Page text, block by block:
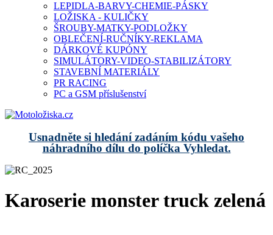
LEPIDLA-BARVY-CHEMIE-PÁSKY
LOŽISKA - KULIČKY
ŠROUBY-MATKY-PODLOŽKY
OBLEČENÍ-RUČNÍKY-REKLAMA
DÁRKOVÉ KUPÓNY
SIMULÁTORY-VIDEO-STABILIZÁTORY
STAVEBNÍ MATERIÁLY
PR RACING
PC a GSM příslušenství
Usnadněte si hledání zadáním kódu vašeho
náhradního dílu do políčka Vyhledat.
Karoserie monster truck zelená